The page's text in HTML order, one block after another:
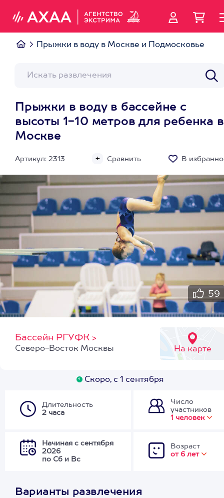
Прыжки в воду в Москве и Подмосковье
Прыжки в воду в бассейне с
высоты 1-10 метров для ребенка в
Москве
Артикул: 2313 Сравнить В
59
Бассейн РГУФК >
На карте
Северо-Восток Москвы
Скоро, с 1 сентября
Длительность
2 часа
Число
участников
1 человек
Начиная с сентября
2026
по Сб и Вс
Возраст
от 6 лет
Варианты развлечения